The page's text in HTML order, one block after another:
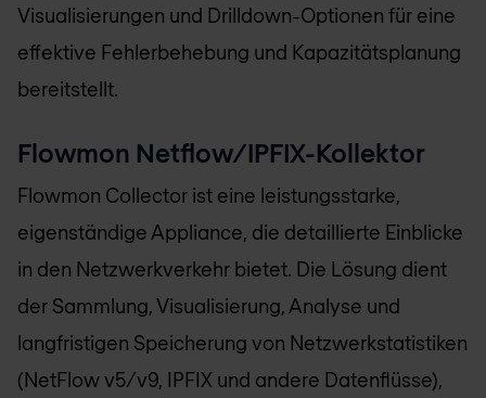
Visualisierungen und Drilldown-Optionen für eine
effektive Fehlerbehebung und Kapazitätsplanung
bereitstellt.
Flowmon Netflow/IPFIX-Kollektor
Flowmon Collector ist eine leistungsstarke,
eigenständige Appliance, die detaillierte Einblicke
in den Netzwerkverkehr bietet. Die Lösung dient
der Sammlung, Visualisierung, Analyse und
langfristigen Speicherung von Netzwerkstatistiken
(NetFlow v5/v9, IPFIX und andere Datenflüsse),